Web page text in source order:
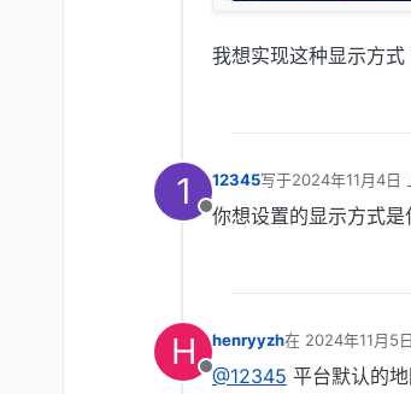
我想实现这种显示方
1
离线
12345写于2024年11月4日
最后由 编辑
你想设置的显示方式
H
离线
henryyzh在 2024年11月5
最后由 编辑
@12345 平台默认的